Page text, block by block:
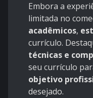
Embora a
limitada no
acadêmicos,
currículo.
técnicas e
seu currículo
objetivo
desejado.